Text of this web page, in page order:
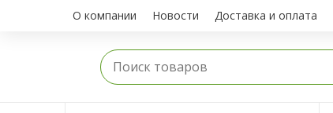
О компании Новости Доставка и оплата